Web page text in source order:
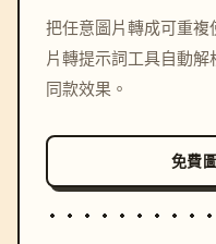
把任意圖片轉成可重複
片轉提示詞工具自動
同款效果。
免費